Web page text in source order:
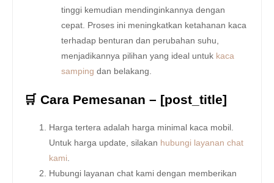
tinggi kemudian mendinginkannya dengan
cepat. Proses ini meningkatkan ketahanan kaca
terhadap benturan dan perubahan suhu,
menjadikannya pilihan yang ideal untuk kaca
samping dan belakang.
🛒 Cara Pemesanan – [post_title]
Harga tertera adalah harga minimal kaca mobil.
Untuk harga update, silakan hubungi layanan chat
kami
Hubungi layanan chat kami dengan memberikan